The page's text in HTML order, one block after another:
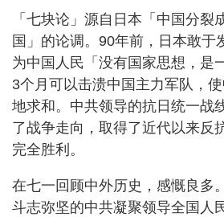
「七块论」源自日本「中国分裂
国」的论调。90年前，日本敢于
为中国人民「没有国家思想，是
3个月可以击溃中国主力军队，
地求和。中共领导的抗日统一战
了战争走向，取得了近代以来反
完全胜利。
在七一回顾中外历史，感慨良多
斗志弥坚的中共凝聚领导全国人